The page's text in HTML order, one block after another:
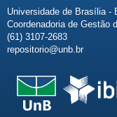
Universidade de Brasília -
Coordenadoria de Gestão
(61) 3107-2683
repositorio@unb.br